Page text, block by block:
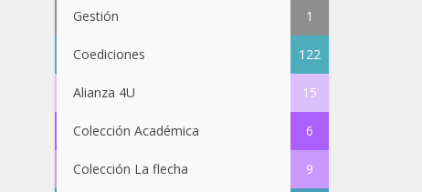
Gestión 1
Coediciones 122
Alianza 4U 15
Colección Académica 6
Colección La flecha 9